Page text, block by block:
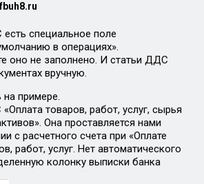
специальное поле
в операциях».
оно не заполнено. И статьи ДДС
вручную.
на примере.
товаров, работ, услуг, сырья
Она проставляется нами
с расчетного счета при «Оплате
работ, услуг. Нет автоматического
колонку выписки банка